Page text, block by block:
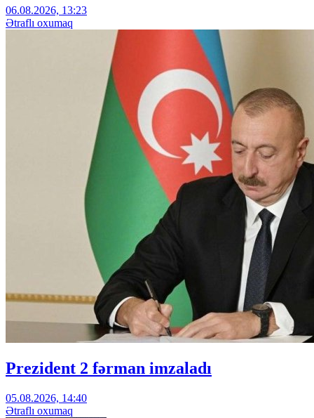
06.08.2026, 13:23
Ətraflı oxumaq
Prezident 2 fərman imzaladı
05.08.2026, 14:40
Ətraflı oxumaq